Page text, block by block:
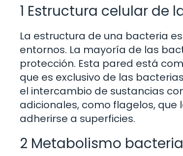
1 Estructura celular de
La estructura de una bacteria
entornos. La mayoría de las
protección. Esta pared está
que es exclusivo de las
el intercambio de sustancias
adicionales, como flagelos, que
adherirse a superficies.
2 Metabolismo